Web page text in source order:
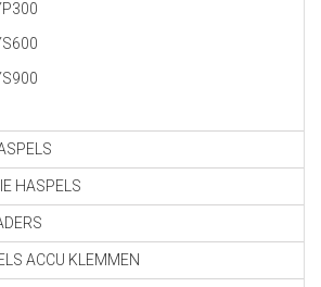
HASPELS
ACCU KLEMMEN